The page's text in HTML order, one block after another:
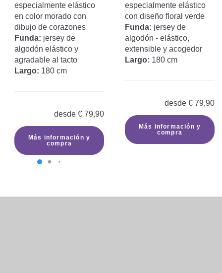
especialmente elástico
en color morado con
dibujo de corazones
Funda: jersey de
algodón elástico y
agradable al tacto
Largo: 180 cm
desde € 79,90
Más información y
compra
especialmente elástico
con diseño floral verde
Funda: jersey de
algodón - elástico,
extensible y acogedor
Largo: 180 cm
desde € 79,90
Más información y
compra